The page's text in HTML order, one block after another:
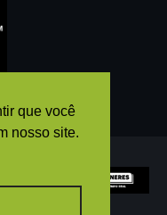
que você
nosso site.